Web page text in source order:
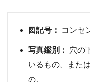
図記号： コンセ
写真鑑別：
穴の
いるもの、また
の。